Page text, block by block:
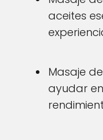
aceites
Masaje
ayudar